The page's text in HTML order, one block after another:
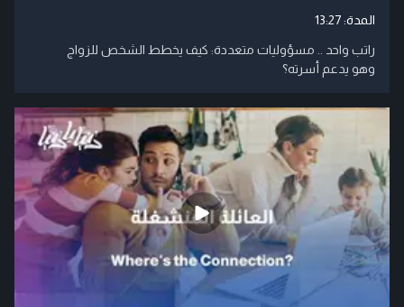
المدة:13:27
راتب واحد .. مسؤوليات متعددة: كيف يخطط الشخص للزواج
وهو يدعم أسرته؟